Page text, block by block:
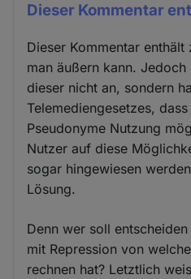
Dieser Kommentar
Dieser Kommentar
man äußern kann.
dieser nicht an, sondern
Telemediengesetzes,
Pseudonyme Nutzung
Nutzer auf diese
sogar hingewiesen
Lösung.
Denn wer soll
mit Repression von
rechnen hat? Letztlich